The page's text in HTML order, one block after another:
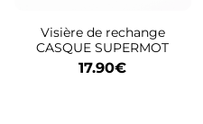
Visière de rechange
CASQUE SUPERMOT
17.90€